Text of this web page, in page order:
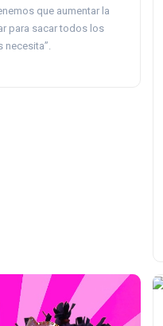
que aumentar la
para sacar todos los
necesita”.